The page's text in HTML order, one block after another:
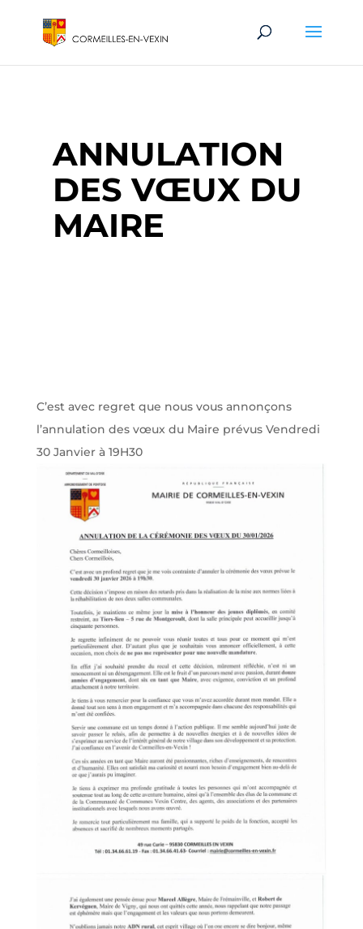
ANNULATION
DES VŒUX DU
MAIRE
C’est avec regret que nous vous annonçons
l’annulation des vœux du Maire prévus Vendredi
30 Janvier à 19H30